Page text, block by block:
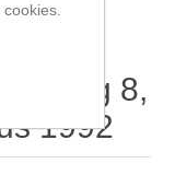
Jrg 8,
1992